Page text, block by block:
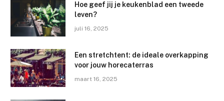
Hoe geef jij je keukenblad een tweede
leven?
juli 16, 2025
Een stretchtent: de ideale overkapping
voor jouw horecaterras
maart 16, 2025